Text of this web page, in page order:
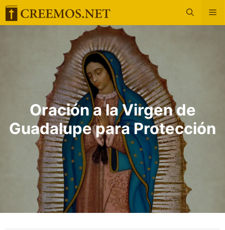
Saltar
Oración a la Virgen de
Guadalupe para Protección